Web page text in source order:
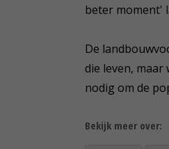
beter moment'
De
die leven,
nodig om de
Bekijk meer over: